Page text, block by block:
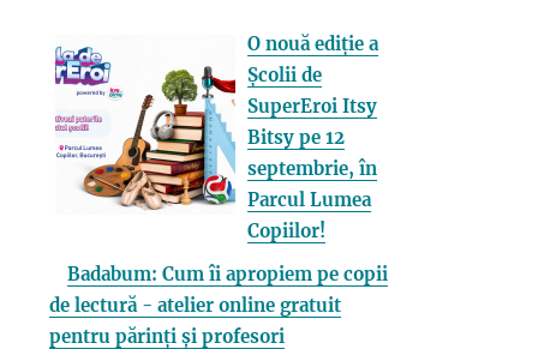
O nouă ediție a
Școlii de
SuperEroi Itsy
Bitsy pe 12
septembrie, în
Parcul Lumea
Copiilor!
Badabum: Cum îi apropiem pe copii
de lectură - atelier online gratuit
pentru părinți și profesori